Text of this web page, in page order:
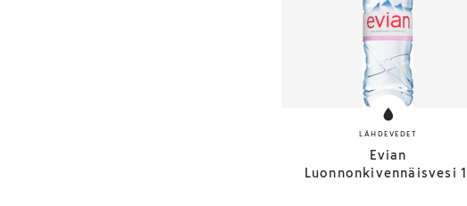
LÄHDEVEDET
Evian
Luonnonkivennäisvesi 1l